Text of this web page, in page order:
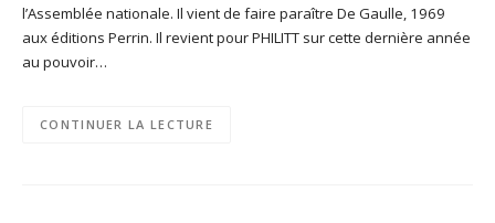
l’Assemblée nationale. Il vient de faire paraître De Gaulle, 1969
aux éditions Perrin. Il revient pour PHILITT sur cette dernière année
au pouvoir…
CONTINUER LA LECTURE